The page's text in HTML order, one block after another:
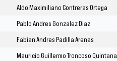
Aldo Maximiliano Contreras Ortega
Pablo Andres Gonzalez Diaz
Fabian Andres Padilla Arenas
Mauricio Guillermo Troncoso Quintana